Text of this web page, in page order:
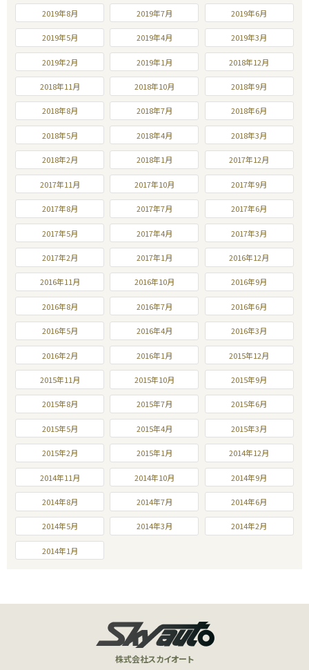
2019年8月 2019年7月 2019年6月
2019年5月 2019年4月 2019年3月
2019年2月 2019年1月 2018年12月
2018年11月 2018年10月 2018年9月
2018年8月 2018年7月 2018年6月
2018年5月 2018年4月 2018年3月
2018年2月 2018年1月 2017年12月
2017年11月 2017年10月 2017年9月
2017年8月 2017年7月 2017年6月
2017年5月 2017年4月 2017年3月
2017年2月 2017年1月 2016年12月
2016年11月 2016年10月 2016年9月
2016年8月 2016年7月 2016年6月
2016年5月 2016年4月 2016年3月
2016年2月 2016年1月 2015年12月
2015年11月 2015年10月 2015年9月
2015年8月 2015年7月 2015年6月
2015年5月 2015年4月 2015年3月
2015年2月 2015年1月 2014年12月
2014年11月 2014年10月 2014年9月
2014年8月 2014年7月 2014年6月
2014年5月 2014年3月 2014年2月
2014年1月
株式会社スカイオート